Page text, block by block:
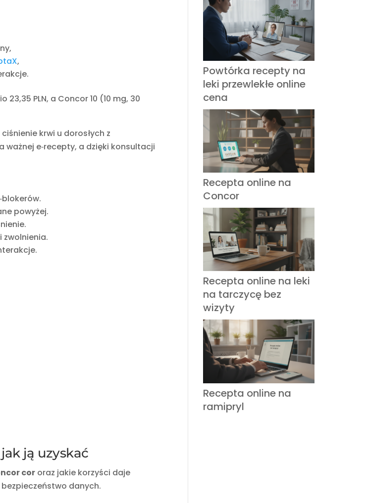
,
PLN, a Concor 10 (10 mg, 30
krwi u dorosłych z
ważnej e‑recepty, a dzięki konsultacji
powyżej.
zwolnienia.
ją uzyskać
cor oraz jakie korzyści daje
danych.
Powtórka recepty na
leki przewlekłe online
cena
Recepta online na
Concor
Recepta online na leki
na tarczycę bez
wizyty
Recepta online na
ramipryl